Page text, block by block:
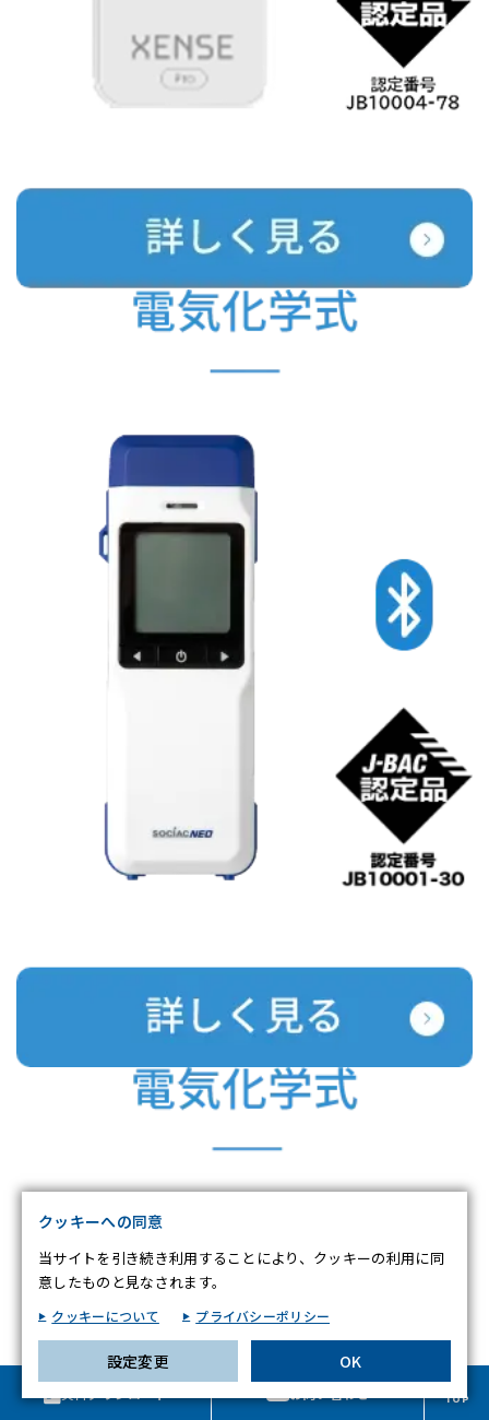
TOP
クッキーへの同意
当サイトを引き続き利用することにより、クッキーの利用に同
意したものと見なされます。
クッキーについて プライバシーポリシー
設定変更 OK
Cookie の確認と管理
プライバシー情報
Cookie であり、対象となるのはサイト訪問者に関する情報、サイト訪問
者による設定、デバイス情報などです。これらの情報はサイトを正常に機
ることは通常ありませんが、Web サイトのパーソナライズに使われるこ
とはあります。鈴与シンワートではプライバシーの権利を尊重しており、
一部の Cookie については有効化を拒否できるよう配慮しています。各カ
Cookie を無効化した場合、サイトの利用やサービスの利用に影響が出る
不可欠な Cookie
パフォーマンス Cookie
この設定で保存する